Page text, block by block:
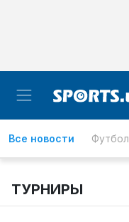
Все новости Футбол
ТУРНИРЫ